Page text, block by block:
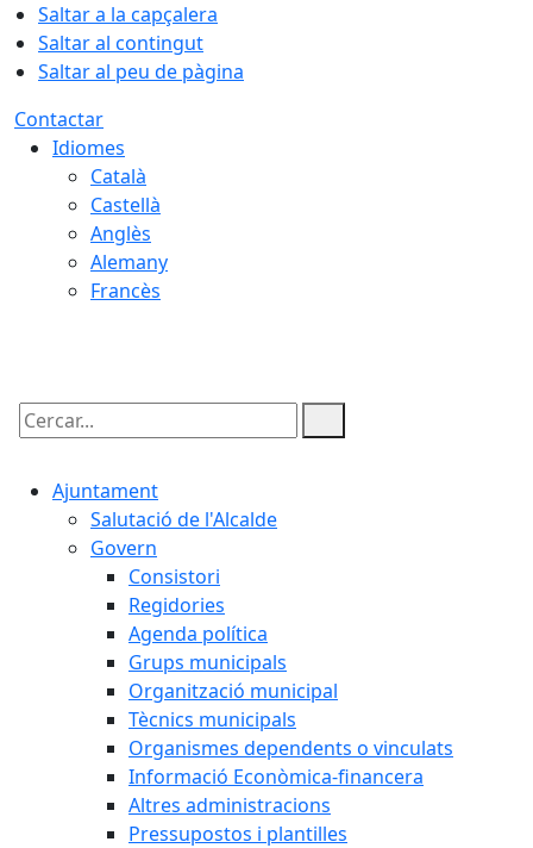
Saltar a la capçalera
Saltar al contingut
Saltar al peu de pàgina
Contactar
Idiomes
Català
Castellà
Anglès
Alemany
Francès
Cercar:
Ajuntament
Salutació de l'Alcalde
Govern
Consistori
Regidories
Agenda política
Grups municipals
Organització municipal
Tècnics municipals
Organismes dependents o vinculats
Informació Econòmica-financera
Altres administracions
Pressupostos i plantilles